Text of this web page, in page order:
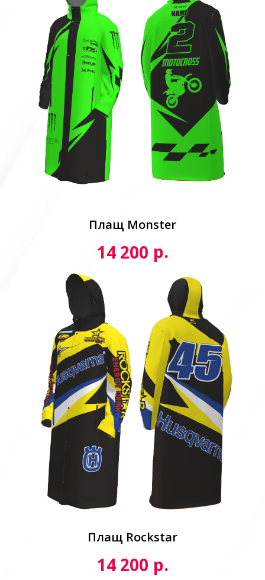
Плащ Monster
14 200 р.
Плащ Rockstar
14 200 р.